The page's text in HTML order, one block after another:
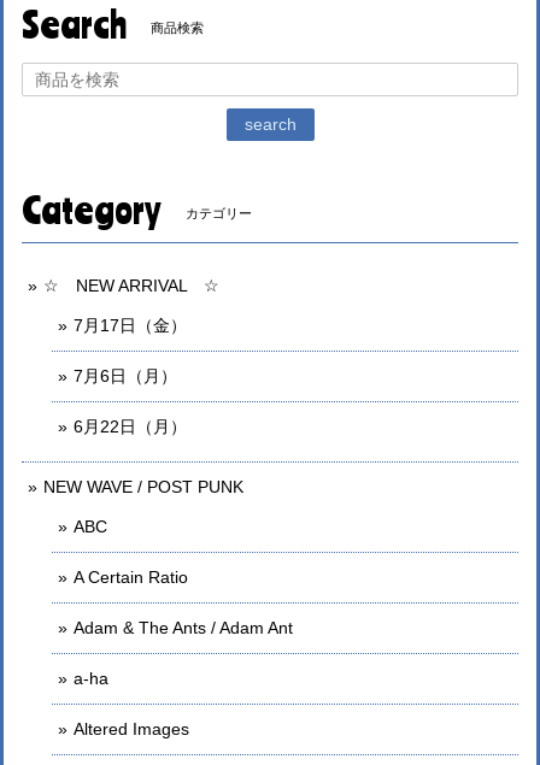
Search 商品検索
search
Category カテゴリー
☆ NEW ARRIVAL ☆
7月17日（金）
7月6日（月）
6月22日（月）
NEW WAVE / POST PUNK
ABC
A Certain Ratio
Adam & The Ants / Adam Ant
a-ha
Altered Images